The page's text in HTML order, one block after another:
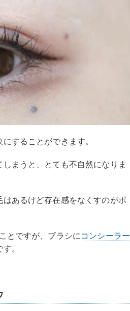
することができます。
まうと、とても不自然になりま
あるけど存在感をなくすのがポ
とですが、ブラシにコンシーラー
。